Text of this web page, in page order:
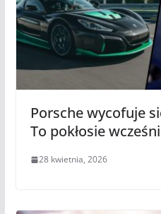
Porsche wycofuje
To pokłosie
28 kwietnia, 2026